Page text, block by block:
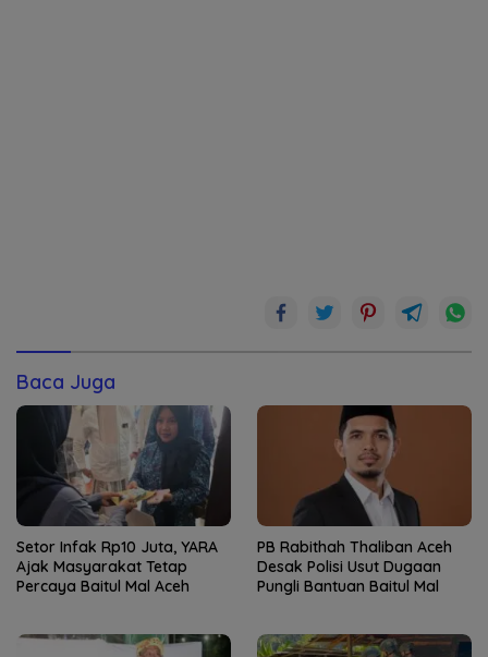
Baca Juga
Setor Infak Rp10 Juta, YARA
Ajak Masyarakat Tetap
Percaya Baitul Mal Aceh
PB Rabithah Thaliban Aceh
Desak Polisi Usut Dugaan
Pungli Bantuan Baitul Mal